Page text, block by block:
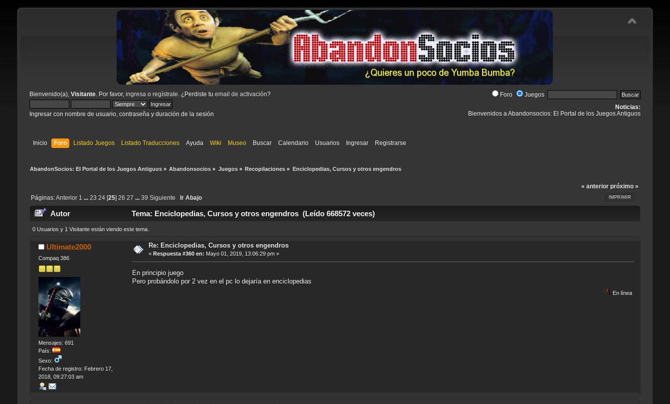
Bienvenido(a), Visitante. Por favor, ingresa o regístrate . ¿Perdiste tu email de activación?
Ingresar con nombre de usuario, contraseña y duración de la sesión
Foro Juegos
Noticias:
Bienvenidos a Abandonsocios: El Portal de los Juegos Antiguos
Inicio Foro Listado Juegos Listado Traducciones Ayuda Wiki Museo Buscar Calendario Usuarios Ingresar Registrarse
AbandonSocios: El Portal de los Juegos Antiguos» Abandonsocios » Juegos» Recopilaciones » Enciclopedias, Cursos y otros engendros
« anterior próximo »
IMPRIMIR
Páginas:Anterior 1 ... 23 24[ 25] 26 27 ... 39 Siguiente Ir Abajo
Autor Tema: Enciclopedias, Cursos y otros engendros (Leído 668572 veces)
0 Usuarios y 1 Visitante están viendo este tema.
Ultimate2000
Compaq 386
Mensajes: 691
País:
Sexo:
Fecha de registro: Febrero 17,
2018, 09:27:03 am
Re: Enciclopedias, Cursos y otros engendros
« Respuesta #360 en: Mayo 01, 2019, 13:06:29 pm »
En principio juego
Pero probándolo por 2 vez en el pc lo dejaría en enciclopedias
En línea